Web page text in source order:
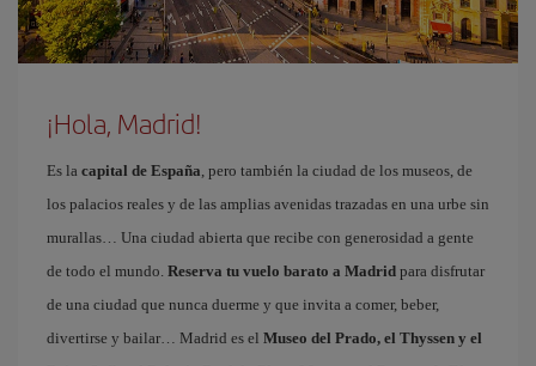
¡Hola, Madrid!
Es la capital de España, pero también la ciudad de los museos, de
los palacios reales y de las amplias avenidas trazadas en una urbe sin
murallas… Una ciudad abierta que recibe con generosidad a gente
de todo el mundo. Reserva tu vuelo barato a Madrid para disfrutar
de una ciudad que nunca duerme y que invita a comer, beber,
divertirse y bailar… Madrid es el Museo del Prado, el Thyssen y el